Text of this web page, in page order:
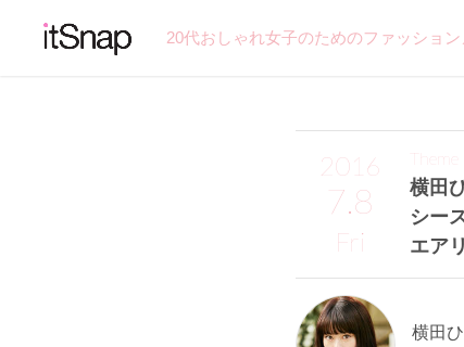
20代おしゃれ女子のためのファッショ
2016
7.8
Fri
横田
シー
エア
Theme
横田